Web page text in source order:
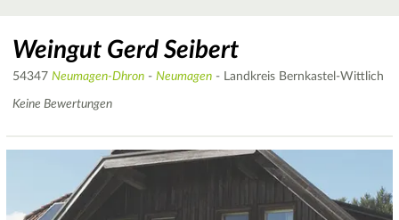
Weingut Gerd Seibert
54347 Neumagen-Dhron - Neumagen - Landkreis Bernkastel-Wittlich
Keine Bewertungen